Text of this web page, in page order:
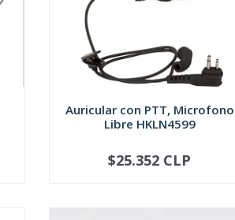
Auricular con PTT, Microfono
Libre HKLN4599
+
$25.352 CLP